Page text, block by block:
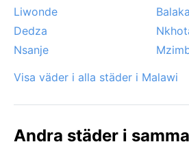
Liwonde
Balaka
Dedza
Nsanje
Visa väder i alla städer i Malawi
Andra städer i